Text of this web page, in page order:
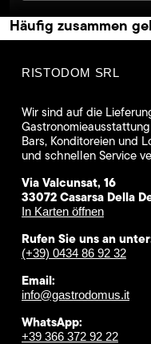
Häufig zusammen
RISTODOM SRL
Wir sind auf die
Bars, Konditoreien und
und schnellen Service
Via Valcunsat, 16
33072 Casarsa Della
In Karten öffnen
Rufen Sie uns an
(+39) 0434 86 92 32
Email:
info@gastrodomus.it
WhatsApp:
+39 366 372 92 22